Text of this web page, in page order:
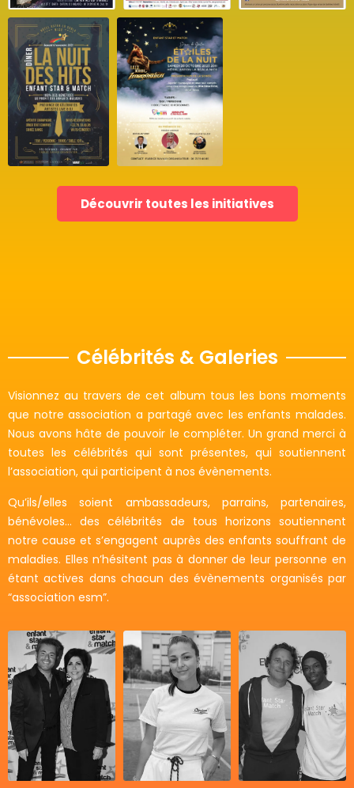
Découvrir toutes les initiatives
Célébrités & Galeries
Visionnez au travers de cet album tous les bons moments
que notre association a partagé avec les enfants malades.
Nous avons hâte de pouvoir le compléter. Un grand merci à
toutes les célébrités qui sont présentes, qui soutiennent
l’association, qui participent à nos évènements.
Qu’ils/elles soient ambassadeurs, parrains, partenaires,
bénévoles… des célébrités de tous horizons soutiennent
notre cause et s’engagent auprès des enfants souffrant de
maladies. Elles n’hésitent pas à donner de leur personne en
étant actives dans chacun des évènements organisés par
“association esm”.